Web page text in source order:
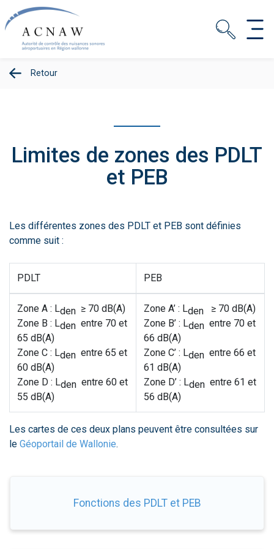
Retour
Limites de zones des PDLT
et PEB
Les différentes zones des PDLT et PEB sont définies
comme suit :
PDLT PEB
Zone A : Lden ≥ 70 dB(A)
Zone B : Lden entre 70 et
65 dB(A)
Zone C : Lden entre 65 et
60 dB(A)
Zone D : Lden entre 60 et
55 dB(A)
Zone A’ : Lden ≥ 70 dB(A)
Zone B’ : Lden entre 70 et
66 dB(A)
Zone C’ : Lden entre 66 et
61 dB(A)
Zone D’ : Lden entre 61 et
56 dB(A)
Les cartes de ces deux plans peuvent être consultées sur
le Géoportail de Wallonie.
Fonctions des PDLT et PEB